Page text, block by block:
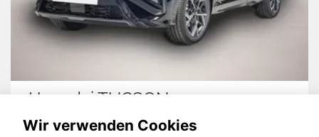
Hyundai TUCSON
Wir verwenden Cookies